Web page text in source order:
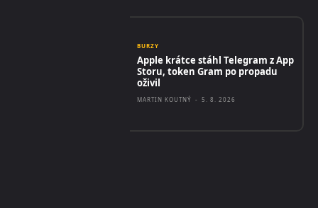
BURZY
Apple krátce stáhl Telegram z App
Storu, token Gram po propadu
oživil
MARTIN KOUTNÝ - 5. 8. 2026